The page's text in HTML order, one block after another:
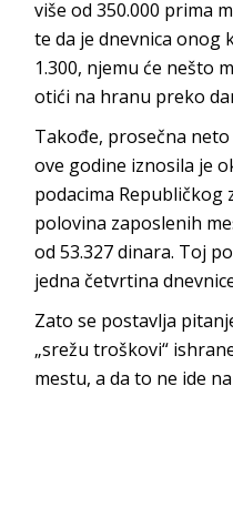
više od 350.000 prima
te da je dnevnica onog
1.300, njemu će nešto
otići na hranu preko
Takođe, prosečna
ove godine iznosila je
podacima Republičkog
polovina zaposlenih
od 53.327 dinara. Toj
jedna četvrtina
Zato se postavlja
„srežu troškovi“
mestu, a da to ne ide